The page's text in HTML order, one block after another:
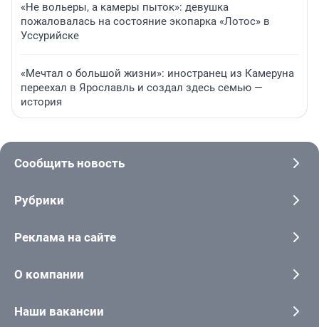
«Не вольеры, а камеры пыток»: девушка
пожаловалась на состояние экопарка «Лотос» в
Уссурийске
«Мечтал о большой жизни»: иностранец из Камеруна
переехал в Ярославль и создал здесь семью —
история
Сообщить новость
Рубрики
Реклама на сайте
О компании
Наши вакансии